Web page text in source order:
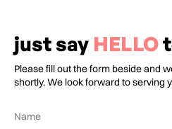
just say HELLO
Please fill out the form beside and
shortly. We look forward to serving